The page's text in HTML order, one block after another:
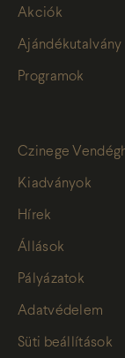
Akciók
Ajándékutalvány
Programok
Czinege
Kiadványok
Hírek
Állások
Pályázatok
Adatvédelem
Süti beállítások